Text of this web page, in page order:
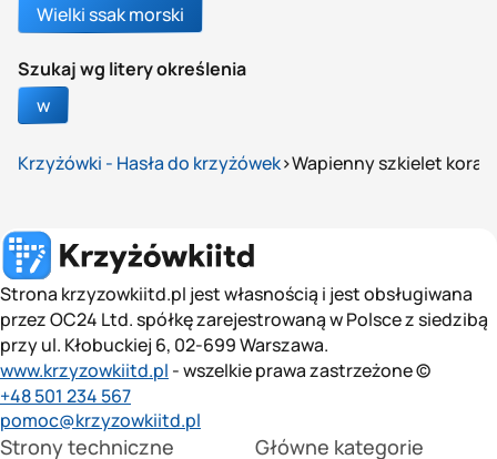
Wielki ssak morski
Szukaj wg litery określenia
w
Krzyżówki - Hasła do krzyżówek Wapienny szkielet
Strona krzyzowkiitd.pl jest własnością i jest obsługiwana
przez OC24 Ltd. spółkę zarejestrowaną w Polsce z siedzibą
przy ul. Kłobuckiej 6, 02-699 Warszawa.
www.krzyzowkiitd.pl - wszelkie prawa zastrzeżone ©
+48 501 234 567
pomoc@krzyzowkiitd.pl
Strony techniczne Główne kategorie